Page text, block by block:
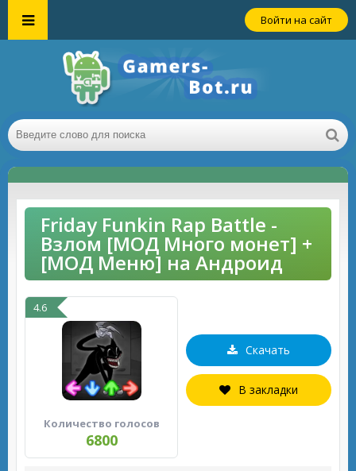
Войти на сайт
Friday Funkin Rap Battle -
Взлом [МОД Много монет] +
[МОД Меню] на Андроид
4.6
Количество голосов
6800
Скачать
В закладки